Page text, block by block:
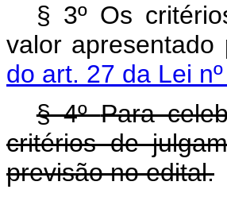
§ 3º Os
valor
do art. 27 da Lei
§ 4ºPara
critérios de
previsão no edital.